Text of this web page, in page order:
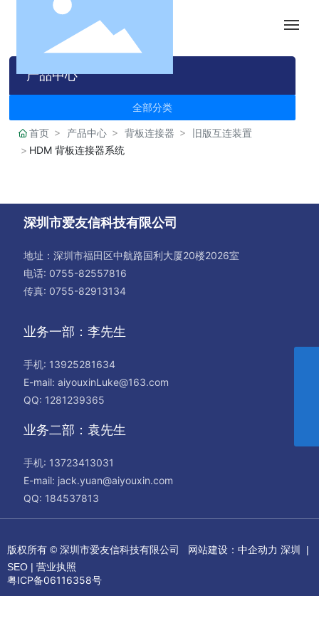
产品中心
在线购物
English
产品中心
全部分类
首页 产品中心 背板连接器
旧版互连装置
HDM 背板连接器系统
jack.yuan@aiyouxin.com
深圳市爱友信科技有限公司
地址：深圳市福田区中航路国利大厦20楼2026室
电话: 0755-82557816
传真: 0755-82913134
业务一部：李先生
手机: 13925281634
E-mail:aiyouxinLuke@163.com
QQ: 1281239365
业务二部：袁先生
手机: 13723413031
E-mail: jack.yuan@aiyouxin.com
QQ: 184537813
版权所有 © 深圳市爱友信科技有限公司 网站建设：中企动力 深圳
|
SEO | 营业执照
粤ICP备06116358号